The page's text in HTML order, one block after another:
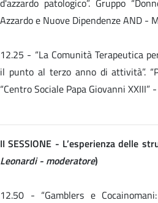
Azzardo e Nuove Dipendenze AND -
12.25 - “La Comunità Terapeutica
il punto al terzo anno di attività”.
“Centro Sociale Papa Giovanni XXIII”
II SESSIONE - L’esperienza delle
Leonardi - moderatore)
12.50 - “Gamblers e